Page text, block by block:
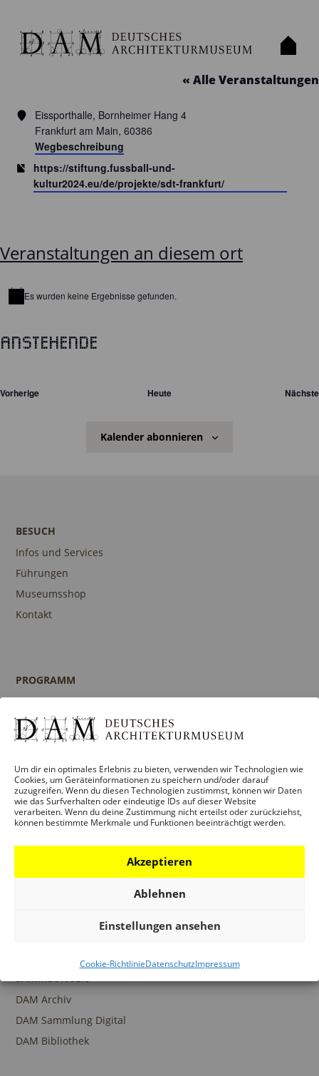
Um dir ein optimales Erlebnis zu bieten, verwenden wir Technologien wie
Cookies, um Geräteinformationen zu speichern und/oder darauf
zuzugreifen. Wenn du diesen Technologien zustimmst, können wir Daten
wie das Surfverhalten oder eindeutige IDs auf dieser Website
verarbeiten. Wenn du deine Zustimmung nicht erteilst oder zurückziehst,
können bestimmte Merkmale und Funktionen beeinträchtigt werden.
Akzeptieren
Ablehnen
Einstellungen ansehen
Cookie-RichtlinieDatenschutzImpressum
STADION DER TRÄUME
« Alle Veranstaltungen
AdresseEissporthalle, Bornheimer Hang 4
Frankfurt am Main, 60386
Wegbeschreibung
Webseite
https://stiftung.fussball-und-
kultur2024.eu/de/projekte/sdt-frankfurt/
Veranstaltungen an diesem ort
Hinweis
Es wurden keine Ergebnisse gefunden.
Anstehende
wählen.
Vorherige
Heute
Nächste
Kalender abonnieren
BESUCH
Infos und Services
Führungen
Museumsshop
Kontakt
PROGRAMM
Ausstellungen
Veranstaltungen
Architekturpreise
Publikationen
BILDUNG
SAMMLUNGEN
DAM Archiv
DAM Sammlung Digital
DAM Bibliothek